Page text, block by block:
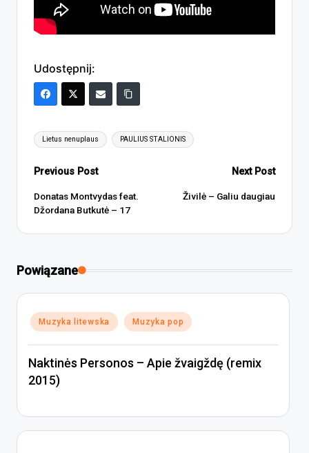
Udostępnij:
Tags:
Lietus nenuplaus PAULIUS STALIONIS
Post
navigation
Previous Post
Donatas Montvydas feat.
Džordana Butkutė – 17
Next Post
Živilė – Galiu daugiau
Powiązane
Posted
in
Muzyka litewska Muzyka pop
Naktinės Personos – Apie žvaigždę (remix
2015)